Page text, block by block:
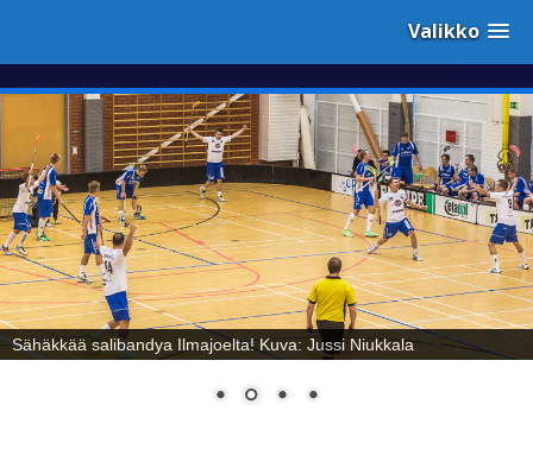
Valikko
Sähäkkää salibandya Ilmajoelta! Kuva: Jussi Niukkala